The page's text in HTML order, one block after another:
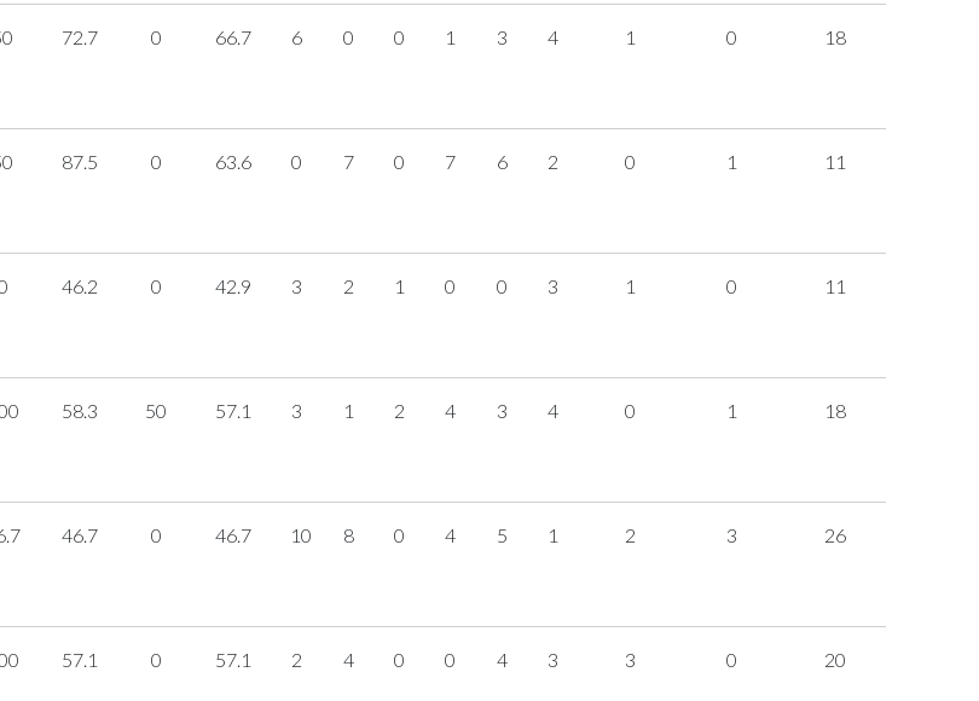
72.7 0 66.7 6 0 0 1 3 4 1 0 18
87.5 0 63.6 0 7 0 7 6 2 0 1 11
46.2 0 42.9 3 2 1 0 0 3 1 0 11
58.3 50 57.1 3 1 2 4 3 4 0 1 18
46.7 0 46.7 10 8 0 4 5 1 2 3 26
57.1 0 57.1 2 4 0 0 4 3 3 0 20